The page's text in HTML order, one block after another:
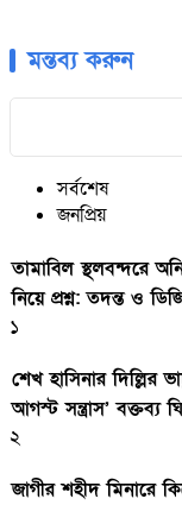
মন্তব্য করুন
সর্বশেষ
জনপ্রিয়
তামাবিল স্থলবন্দরে
নিয়ে প্রশ্ন: তদন্ত ও
১
শেখ হাসিনার দিল্লির
আগস্ট সন্ত্রাস’ বক্তব্য
২
জাগীর শহীদ মিনারে